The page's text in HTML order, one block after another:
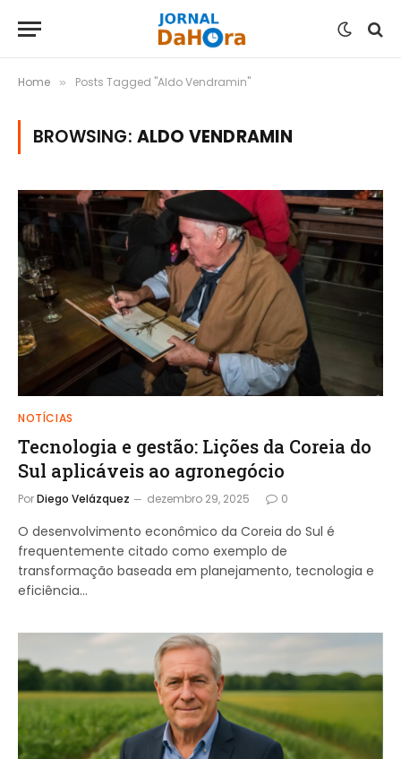
Home » Posts Tagged "Aldo Vendramin"
BROWSING: ALDO VENDRAMIN
NOTÍCIAS
Tecnologia e gestão: Lições da Coreia do
Sul aplicáveis ao agronegócio
PorDiego Velázquez dezembro 29, 2025 0
O desenvolvimento econômico da Coreia do Sul é
frequentemente citado como exemplo de
transformação baseada em planejamento, tecnologia e
eficiência…